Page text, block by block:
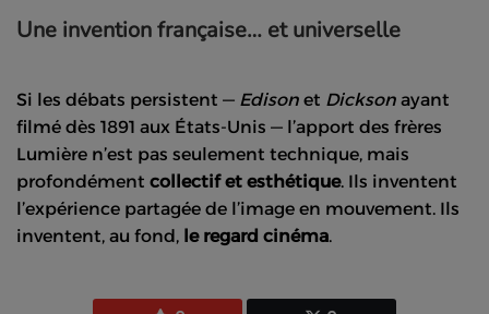
Une invention française… et universelle
Si les débats persistent — Edison et Dickson ayant
filmé dès 1891 aux États-Unis — l’apport des frères
Lumière n’est pas seulement technique, mais
profondément collectif et esthétique. Ils inventent
l’expérience partagée de l’image en mouvement. Ils
inventent, au fond, le regard cinéma.